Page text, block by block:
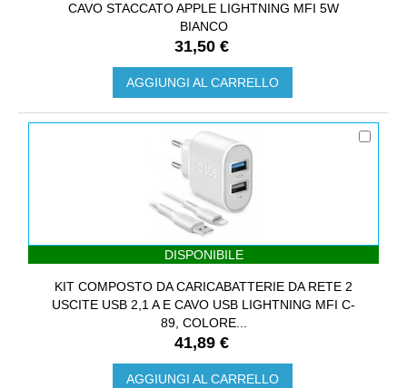
CAVO STACCATO APPLE LIGHTNING MFI 5W
BIANCO
31,50 €
AGGIUNGI AL CARRELLO
DISPONIBILE
KIT COMPOSTO DA CARICABATTERIE DA RETE 2
USCITE USB 2,1 A E CAVO USB LIGHTNING MFI C-
89, COLORE...
41,89 €
AGGIUNGI AL CARRELLO